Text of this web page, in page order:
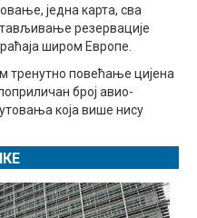
једна карта, сва
резервације
широм Европе.
тренутно повећање цијена
број авио-
која више нису